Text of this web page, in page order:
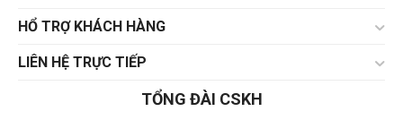
HỔ TRỢ KHÁCH HÀNG
LIÊN HỆ TRỰC TIẾP
TỔNG ĐÀI CSKH